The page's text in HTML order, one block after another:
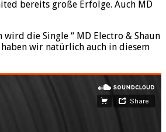
bereits große Erfolge. Auch MD
die Single “ MD Electro & Shaun
wir natürlich auch in diesem